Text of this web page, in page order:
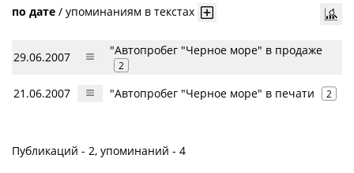
по дате / упоминаниям в текстах
29.06.2007 "Автопробег "Черное море" в продаже
2
21.06.2007 "Автопробег "Черное море" в печати 2
Публикаций - 2, упоминаний - 4